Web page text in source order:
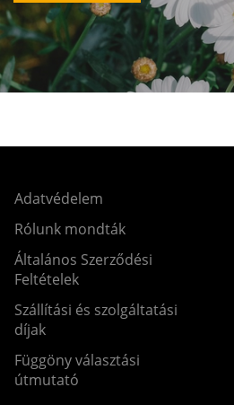
Adatvédelem
Rólunk mondták
Általános Szerződési
Feltételek
Szállítási és szolgáltatási
díjak
Függöny választási
útmutató